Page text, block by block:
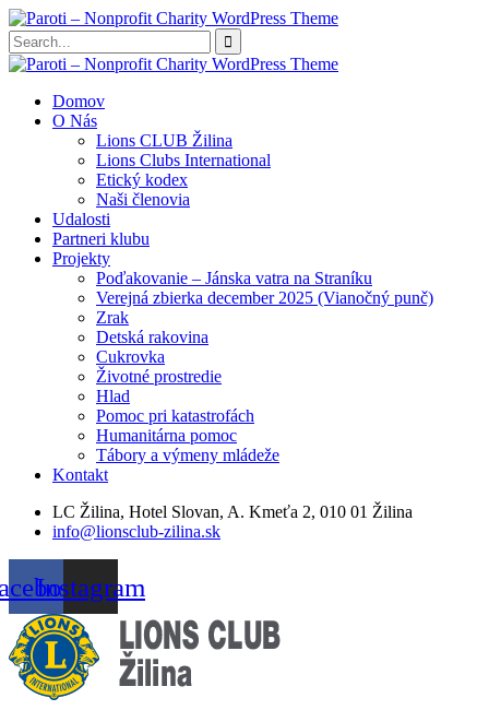
Domov
O Nás
Lions CLUB Žilina
Lions Clubs International
Etický kodex
Naši členovia
Udalosti
Partneri klubu
Projekty
Poďakovanie – Jánska vatra na Straníku
Verejná zbierka december 2025 (Vianočný punč)
Zrak
Detská rakovina
Cukrovka
Životné prostredie
Hlad
Pomoc pri katastrofách
Humanitárna pomoc
Tábory a výmeny mládeže
Kontakt
LC Žilina, Hotel Slovan, A. Kmeťa 2, 010 01 Žilina
info@lionsclub-zilina.sk
Instagram